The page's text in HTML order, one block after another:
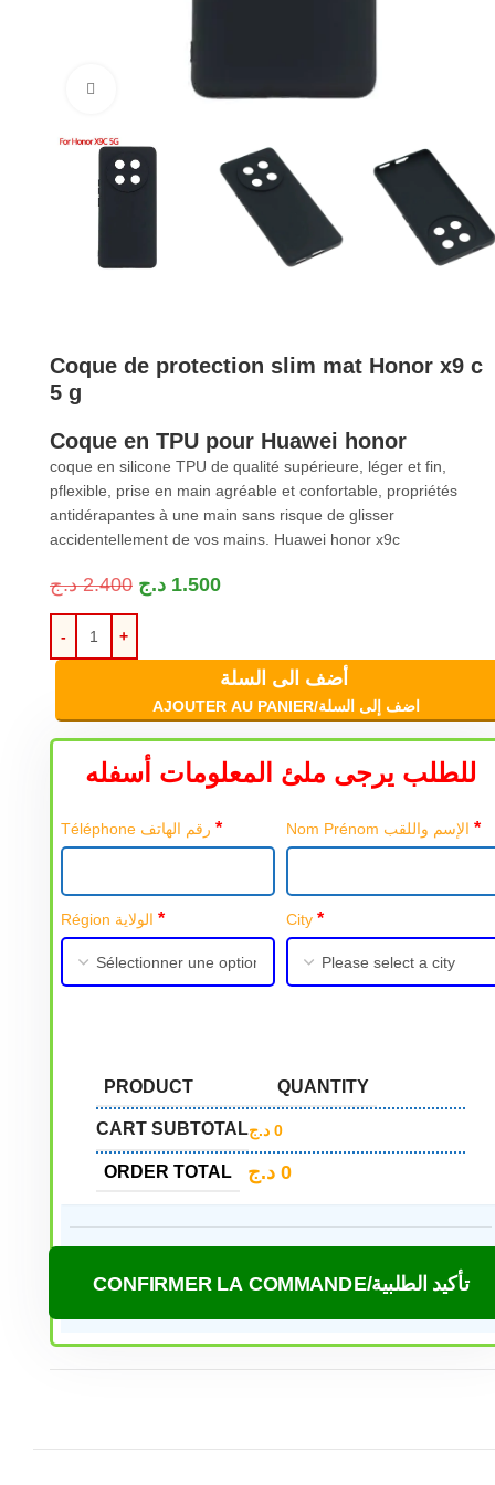
Cliquez pour agrandir
Coque de protection slim mat Honor x9 c
5 g
Coque en TPU pour Huawei honor
coque en silicone TPU de qualité supérieure, léger et fin,
pflexible, prise en main agréable et confortable, propriétés
antidérapantes à une main sans risque de glisser
accidentellement de vos mains. Huawei honor x9c
2.400 د.ج 1.500 د.ج
أضف الى السلة
AJOUTER AU PANIER/اضف إلى السلة
للطلب يرجى ملئ المعلومات أسفله
* *
* City *
PRODUCT QUANTITY
CART SUBTOTAL 0 د.ج
ORDER TOTAL 0 د.ج
CONFIRMER LA COMMANDE/تأكيد الطلبية